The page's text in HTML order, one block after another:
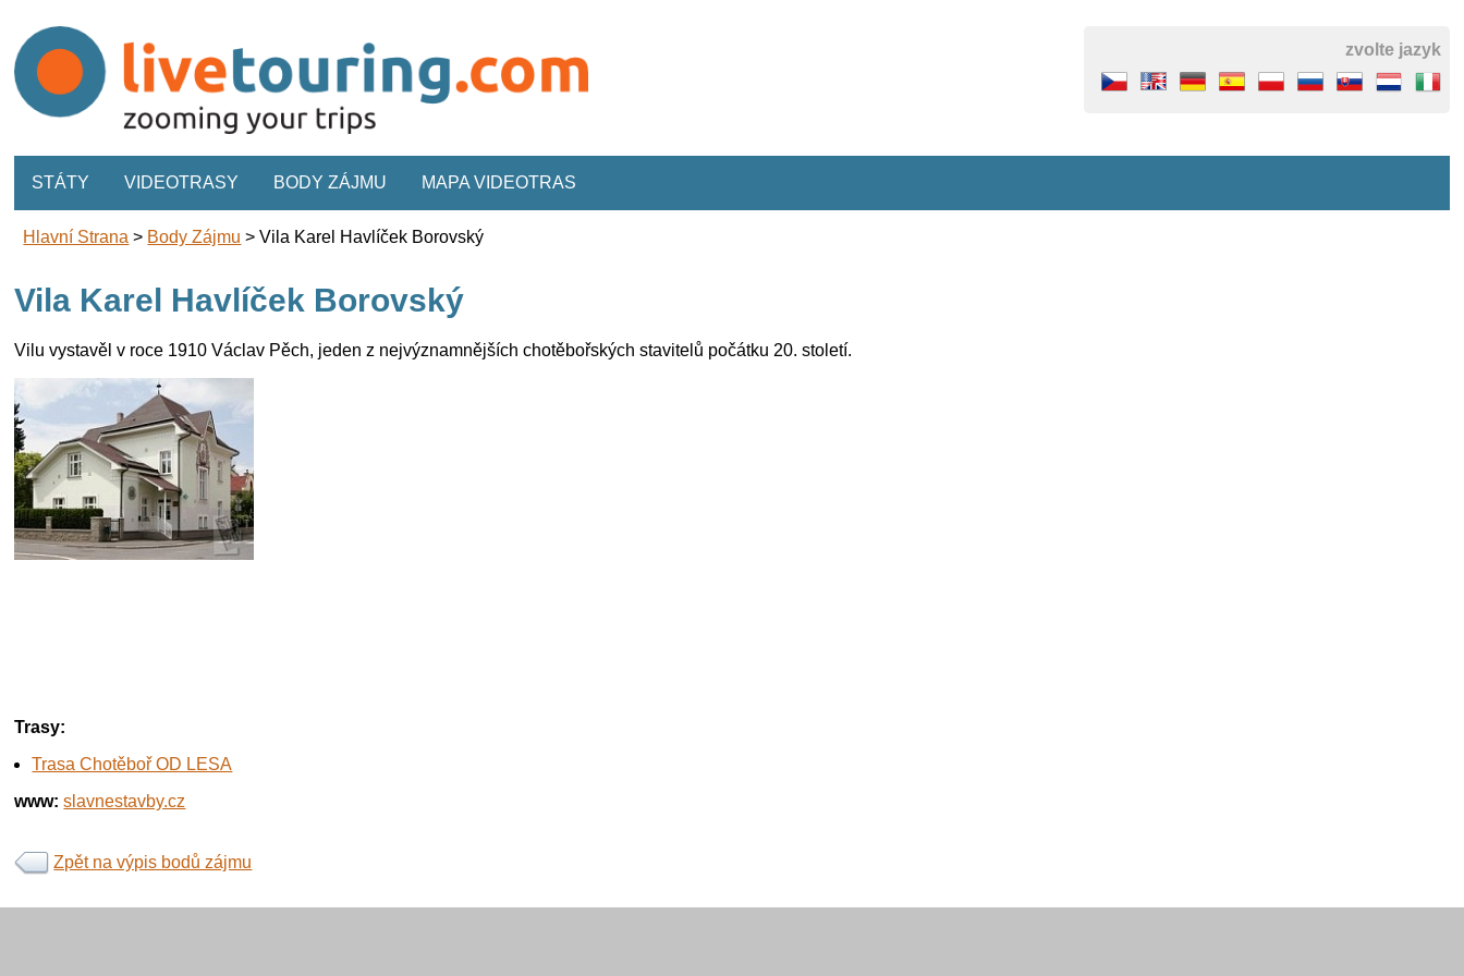
zvolte jazyk
STÁTY VIDEOTRASY BODY ZÁJMU MAPA VIDEOTRAS
Hlavní Strana > Body Zájmu >Vila Karel Havlíček Borovský
Vila Karel Havlíček Borovský
Vilu vystavěl v roce 1910 Václav Pěch, jeden z nejvýznamnějších chotěbořských stavitelů počátku 20. století.
Trasy:
Trasa Chotěboř OD LESA
www: slavnestavby.cz
Zpět na výpis bodů zájmu